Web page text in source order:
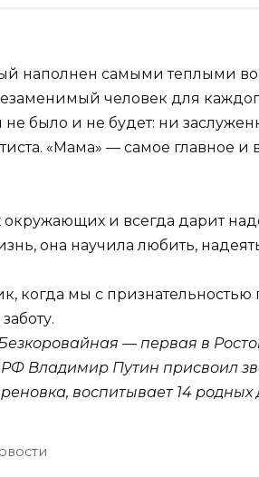
наполнен самыми теплыми
человек для
было и не будет: ни
«Мама» — самое главное и
окружающих и всегда дарит
она научила любить,
когда мы с признательностью
— первая в
Владимир Путин присвоил
воспитывает 14 родных